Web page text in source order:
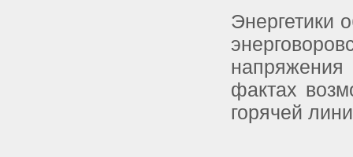
Энергетики
фактах
горячей